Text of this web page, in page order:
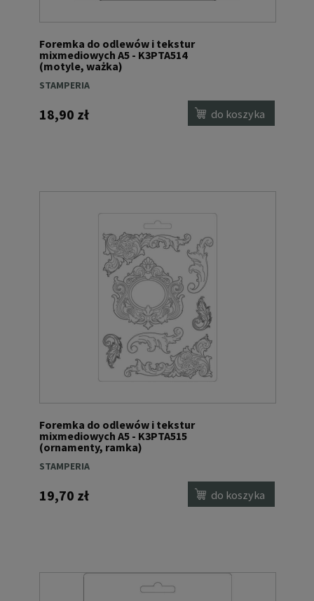
Foremka do odlewów i tekstur
mixmediowych A5 - K3PTA514
(motyle, ważka)
STAMPERIA
18,90 zł do koszyka
Foremka do odlewów i tekstur
mixmediowych A5 - K3PTA515
(ornamenty, ramka)
STAMPERIA
19,70 zł do koszyka